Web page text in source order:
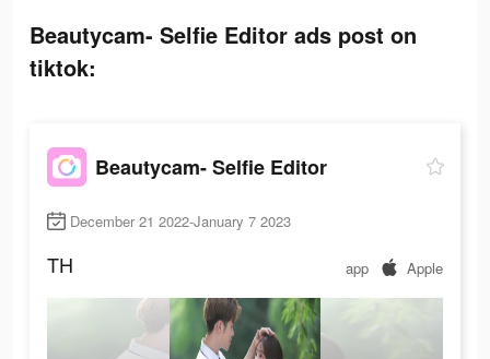
Beautycam- Selfie Editor ads post on
tiktok:
Beautycam- Selfie Editor
December 21 2022-January 7 2023
TH app Apple